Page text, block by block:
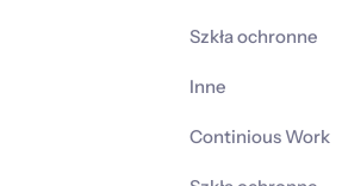
Szkła ochronne
Inne
Continious Work